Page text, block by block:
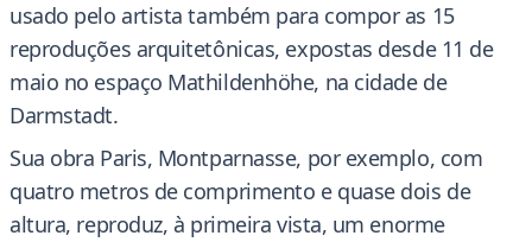
usado pelo artista também para compor as 15
reproduções arquitetônicas, expostas desde 11 de
maio no espaço Mathildenhöhe, na cidade de
Darmstadt.
Sua obra Paris, Montparnasse, por exemplo, com
quatro metros de comprimento e quase dois de
altura, reproduz, à primeira vista, um enorme